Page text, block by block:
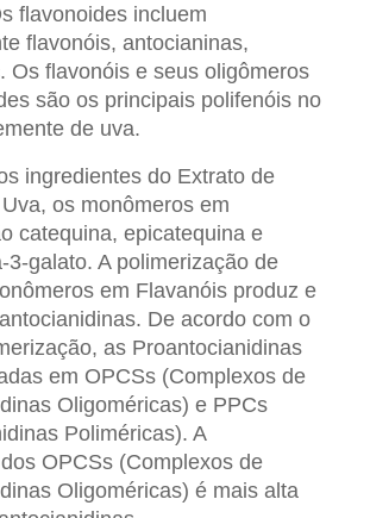
flavonoides incluem
flavonóis, antocianinas,
Os flavonóis e seus oligômeros
são os principais polifenóis no
de uva.
ingredientes do Extrato de
os monômeros em
catequina, epicatequina e
3-galato. A polimerização de
em Flavanóis produz e
De acordo com o
as Proantocianidinas
em OPCSs (Complexos de
Oligoméricas) e PPCs
Poliméricas). A
OPCSs (Complexos de
Oligoméricas) é mais alta